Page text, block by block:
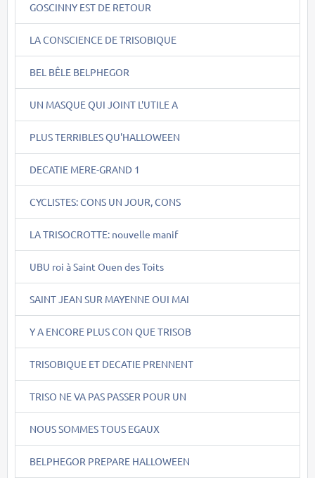
GOSCINNY EST DE RETOUR
LA CONSCIENCE DE TRISOBIQUE
BEL BÊLE BELPHEGOR
UN MASQUE QUI JOINT L'UTILE A
PLUS TERRIBLES QU'HALLOWEEN
DECATIE MERE-GRAND 1
CYCLISTES: CONS UN JOUR, CONS
LA TRISOCROTTE: nouvelle manif
UBU roi à Saint Ouen des Toits
SAINT JEAN SUR MAYENNE OUI MAI
Y A ENCORE PLUS CON QUE TRISOB
TRISOBIQUE ET DECATIE PRENNENT
TRISO NE VA PAS PASSER POUR UN
NOUS SOMMES TOUS EGAUX
BELPHEGOR PREPARE HALLOWEEN